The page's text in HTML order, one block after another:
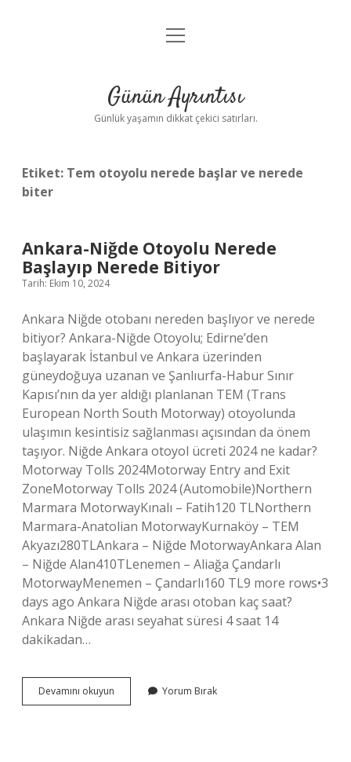
Anasayfa
Yasal Uyarı
menüyü
Günün Ayrıntısı
Günlük yaşamın dikkat çekici satırları.
Etiket: Tem otoyolu nerede başlar ve nerede
biter
Ankara-Niğde Otoyolu Nerede
Başlayıp Nerede Bitiyor
Tarih: Ekim 10, 2024
Ankara Niğde otobanı nereden başlıyor ve nerede
bitiyor? Ankara-Niğde Otoyolu; Edirne’den
başlayarak İstanbul ve Ankara üzerinden
güneydoğuya uzanan ve Şanlıurfa-Habur Sınır
Kapısı’nın da yer aldığı planlanan TEM (Trans
European North South Motorway) otoyolunda
ulaşımın kesintisiz sağlanması açısından da önem
taşıyor. Niğde Ankara otoyol ücreti 2024 ne kadar?
Motorway Tolls 2024Motorway Entry and Exit
ZoneMotorway Tolls 2024 (Automobile)Northern
Marmara MotorwayKınalı – Fatih120 TLNorthern
Marmara-Anatolian MotorwayKurnaköy – TEM
Akyazı280TLAnkara – Niğde MotorwayAnkara Alan
– Niğde Alan410TLenemen – Aliağa Çandarlı
MotorwayMenemen – Çandarlı160 TL9 more rows•3
days ago Ankara Niğde arası otoban kaç saat?
Ankara Niğde arası seyahat süresi 4 saat 14
dakikadan…
Devamını okuyun
Niğde
Yorum Bırak